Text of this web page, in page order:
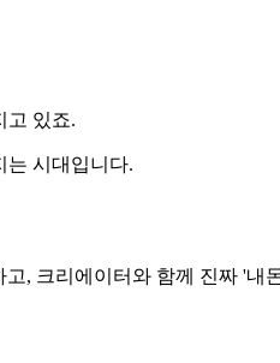
고 있죠.
는 시대입니다.
, 크리에이터와 함께 진짜 '